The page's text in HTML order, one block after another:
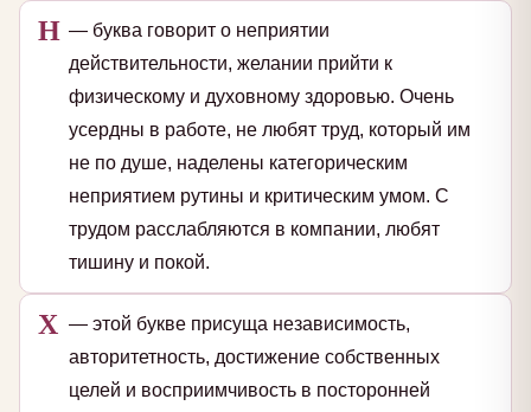
Н — буква говорит о неприятии
действительности, желании прийти к
физическому и духовному здоровью. Очень
усердны в работе, не любят труд, который им
не по душе, наделены категорическим
неприятием рутины и критическим умом. С
трудом расслабляются в компании, любят
тишину и покой.
Х — этой букве присуща независимость,
авторитетность, достижение собственных
целей и восприимчивость в посторонней